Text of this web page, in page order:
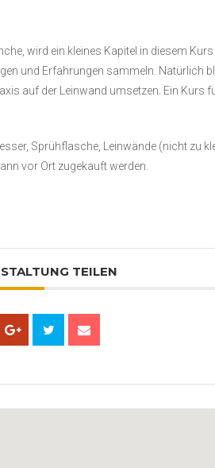
wird ein kleines Kapitel in diesem
und Erfahrungen sammeln. Natürlich
auf der Leinwand umsetzen. Ein Kurs
Sprühflasche, Leinwände (nicht zu
vor Ort zugekauft werden.
TEILEN